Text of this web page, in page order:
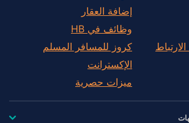
إضافة العقار
وظائف في HB
كروز للمسافر المسلم
الإكسترانت
ميزات حصرية